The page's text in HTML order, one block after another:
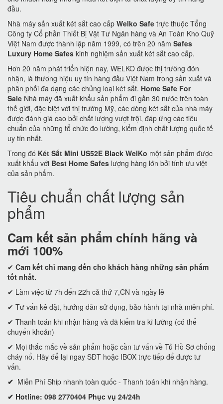
đầu.
Nhà máy sản xuất két sắt cao cấp Welko Safe trực thuộc Tổng
Công ty Cổ phần Thiết Bị Vật Tư Ngân hàng và An Toàn Kho Quỹ
Việt Nam được thành lập năm 1999, có trên 20 năm Safes
Luxury Home Safes kinh nghiệm sản xuất két sắt cao cấp.
Hơn 20 năm phát triển hiện nay, WELKO được thị trường đón
nhận, là thương hiệu uy tín hàng đầu Việt Nam trong sản xuất và
phân phối đa dạng các chủng loại két sắt. Home Safe For
Sale Nhà máy đã xuất khẩu sản phẩm đi gần 30 nước trên toàn
thế giới, đặc biệt với thị trường Mỹ, các dòng két sắt của nhà máy
được đánh giá cao bởi chất lượng vượt trội, đáp ứng các tiêu
chuẩn của những tổ chức đo lường, kiểm định chất lượng quốc tế
uy tín nhất.
Trong đó Két Sắt Mini US52E Black WelKo một sản phẩm được
xuất khẩu với Best Home Safes lượng hàng lớn bởi tính ưu việt
của sản phẩm.
Tiêu chuẩn chất lượng sản
phẩm
Cam kết sản phẩm chính hãng và
mới 100%
✔ Cam kết chỉ mang đến cho khách hàng những sản phẩm
tốt nhất.
✔ Làm việc từ 7h đến 22h cả thứ 7,CN và ngày lễ
✔ Tư vấn kê đặt, hướng dẫn sử dụng, bảo hành tại nhà miễn phí.
✔ Thanh toán khi nhận hàng và đã kiểm tra kĩ lưỡng (có thể
chuyển khoản)
✔ Mọi thắc mắc về sản phẩm hoặc cần tư vấn về Tủ Hồ Sơ chống
cháy nổ. Hãy để lại ngay SĐT hoặc IBOX trực tiếp để được tư
vấn.
✔ Miễn Phí Ship nhanh toàn quốc - Thanh toán khi nhận hàng.
✔ Hotline: 098 2770404 Phục vụ 24/24h